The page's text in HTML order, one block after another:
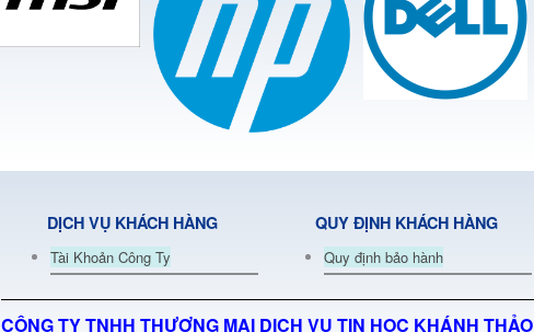
DỊCH VỤ KHÁCH HÀNG
Tài Khoản Công Ty
QUY ĐỊNH KHÁCH HÀNG
Quy định bảo hành
CÔNG TY TNHH THƯƠNG MẠI DỊCH VỤ TIN HỌC KHÁNH THẢO